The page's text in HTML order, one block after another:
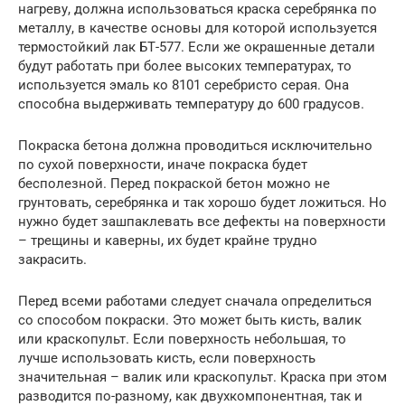
нагреву, должна использоваться краска серебрянка по
металлу, в качестве основы для которой используется
термостойкий лак БТ-577. Если же окрашенные детали
будут работать при более высоких температурах, то
используется эмаль ко 8101 серебристо серая. Она
способна выдерживать температуру до 600 градусов.
Покраска бетона должна проводиться исключительно
по сухой поверхности, иначе покраска будет
бесполезной. Перед покраской бетон можно не
грунтовать, серебрянка и так хорошо будет ложиться. Но
нужно будет зашпаклевать все дефекты на поверхности
– трещины и каверны, их будет крайне трудно
закрасить.
Перед всеми работами следует сначала определиться
со способом покраски. Это может быть кисть, валик
или краскопульт. Если поверхность небольшая, то
лучше использовать кисть, если поверхность
значительная – валик или краскопульт. Краска при этом
разводится по-разному, как двухкомпонентная, так и